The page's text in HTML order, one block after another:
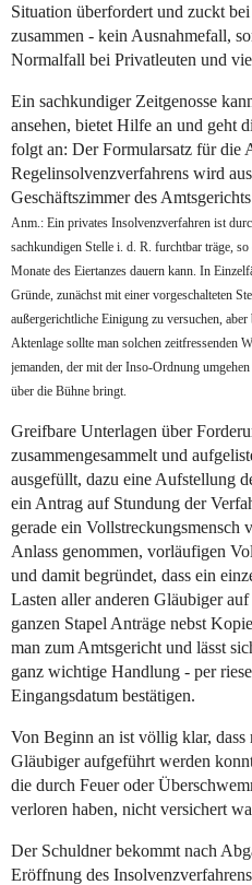
Situation überfordert und zuckt
zusammen - kein Ausnahmefall,
Normalfall bei Privatleuten und
Ein sachkundiger Zeitgenosse
ansehen, bietet Hilfe an und geht
folgt an: Der Formularsatz für die
Regelinsolvenzverfahrens wird
Geschäftszimmer des
Anm.: Ein privates Insolvenzverfahren ist
sachkundigen Stelle i. d. R. furchtbar träge,
Monate des Eiertanzes dauern kann. In
Gründe, zunächst mit einer vorgeschalteten
außergerichtliche Einigung zu versuchen,
Aktenlage sollte man solchen zeitfressenden
jemanden, der mit der Inso-Ordnung
über die Bühne bringt.
Greifbare Unterlagen über
zusammengesammelt und
ausgefüllt, dazu eine Aufstellung
ein Antrag auf Stundung der
gerade ein Vollstreckungsmensch
Anlass genommen, vorläufigen
und damit begründet, dass ein
Lasten aller anderen Gläubiger
ganzen Stapel Anträge nebst
man zum Amtsgericht und lässt
ganz wichtige Handlung - per
Eingangsdatum bestätigen.
Von Beginn an ist völlig klar, dass
Gläubiger aufgeführt werden
die durch Feuer oder
verloren haben, nicht versichert
Der Schuldner bekommt nach
Eröffnung des